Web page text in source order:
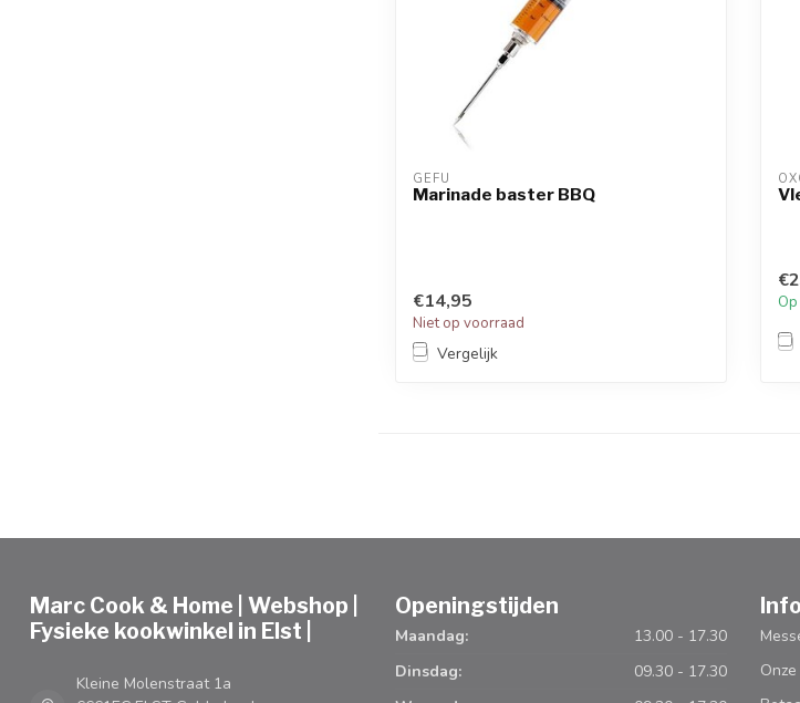
GEFU
Marinade baster BBQ
€14,95
Niet op voorraad
Vergelijk
Marc Cook & Home | Webshop |
Fysieke kookwinkel in Elst |
Kleine Molenstraat 1a
Openingstijden
Maandag:
13.00 - 17.30
Dinsdag:
09.30 - 17.30